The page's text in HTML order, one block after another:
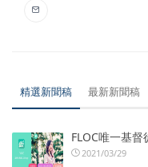
精選新聞稿 最新新聞稿
FLOC唯一基
2021/03/29